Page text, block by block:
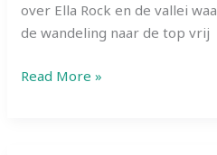
over Ella Rock en de vallei
de wandeling naar de top vrij
Little
Read More »